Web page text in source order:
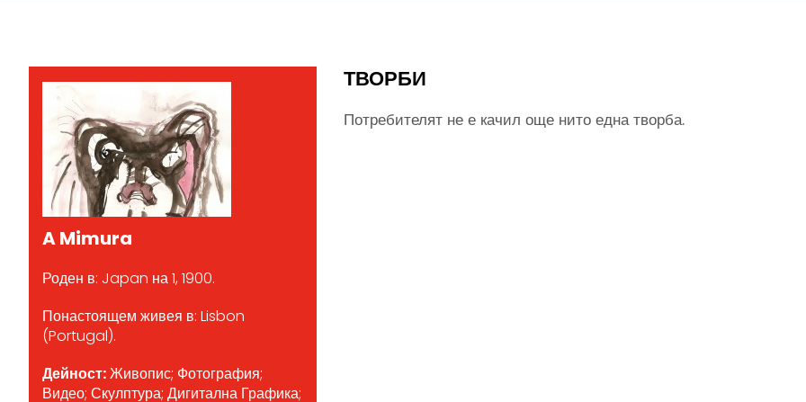
A Mimura
Роден в: Japan на 1, 1900.
Понастоящем живея в: Lisbon
(Portugal).
Дейност:Живопис; Фотография;
Видео; Скулптура; Дигитална Графика;
ТВОРБИ
Потребителят не е качил още нито една творба.